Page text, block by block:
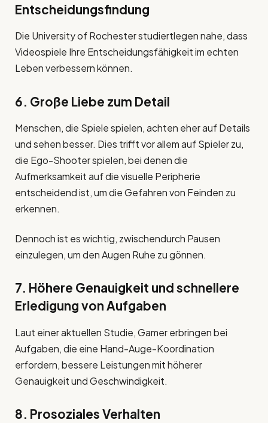
Entscheidungsfindung
Die University of Rochester studiertlegen nahe, dass
Videospiele Ihre Entscheidungsfähigkeit im echten
Leben verbessern können.
6. Große Liebe zum Detail
Menschen, die Spiele spielen, achten eher auf Details
und sehen besser. Dies trifft vor allem auf Spieler zu,
die Ego-Shooter spielen, bei denen die
Aufmerksamkeit auf die visuelle Peripherie
entscheidend ist, um die Gefahren von Feinden zu
erkennen.
Dennoch ist es wichtig, zwischendurch Pausen
einzulegen, um den Augen Ruhe zu gönnen.
7. Höhere Genauigkeit und schnellere
Erledigung von Aufgaben
Laut einer aktuellen Studie, Gamer erbringen bei
Aufgaben, die eine Hand-Auge-Koordination
erfordern, bessere Leistungen mit höherer
Genauigkeit und Geschwindigkeit.
8. Prosoziales Verhalten